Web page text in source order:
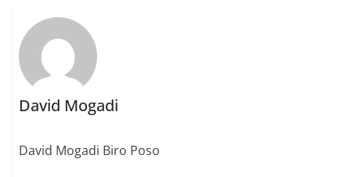
David Mogadi
David Mogadi Biro Poso